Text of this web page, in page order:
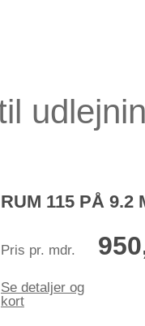
RUM 115 PÅ 9.2
Pris pr. mdr.
Se detaljer og
kort